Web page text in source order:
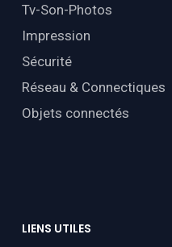
Tv-Son-Photos
Impression
Sécurité
Réseau & Connectiques
Objets connectés
LIENS UTILES